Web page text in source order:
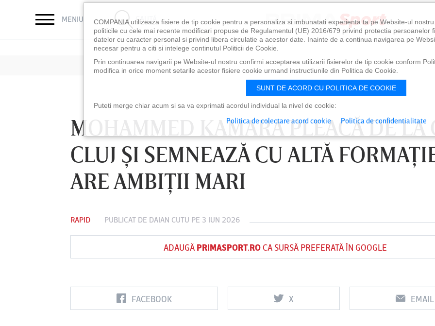
MENIU CAUTĂ
MOHAMMED KAMARA PLEACĂ DE LA
CLUJ ŞI SEMNEAZĂ CU ALTĂ
ARE AMBIŢII MARI
RAPID PUBLICAT DE DAIAN CUTU PE 3 IUN 2026
ADAUGĂ PRIMASPORT.ROCA SURSĂ PREFERATĂ ÎN GOOGLE
FACEBOOK X EMAIL
FC Botoşani
Vs
Corvinul
Hunedoara
Sepsi OSK Sf
Vs
FCSB UTA Arad
Vs
Rapid
COMPANIA utilizeaza fisiere de tip cookie pentru a personaliza si imbunatati experienta ta pe Website-ul
politicile cu cele mai recente modificari propuse de Regulamentul (UE) 2016/679 privind protectia persoanelor
datelor cu caracter personal si privind libera circulatie a acestor date. Inainte de a continua navigarea pe
necesar pentru a citi si intelege continutul Politicii de Cookie.
Prin continuarea navigarii pe Website-ul nostru confirmi acceptarea utilizarii fisierelor de tip cookie conform
modifica in orice moment setarile acestor fisiere cookie urmand instructiunile din Politica de Cookie.
SUNT DE ACORD CU POLITICA DE COOKIE
Puteti merge chiar acum si sa va exprimati acordul individual la nivel de cookie:
Politica de colectare acord cookie Politica de confidentialitate